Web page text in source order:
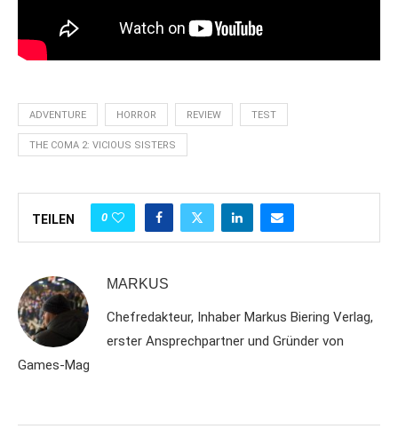
ADVENTURE HORROR REVIEW TEST
THE COMA 2: VICIOUS SISTERS
TEILEN 0
MARKUS
Chefredakteur, Inhaber Markus Biering Verlag,
erster Ansprechpartner und Gründer von
Games-Mag